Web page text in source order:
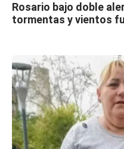
Rosario bajo doble
tormentas y vientos